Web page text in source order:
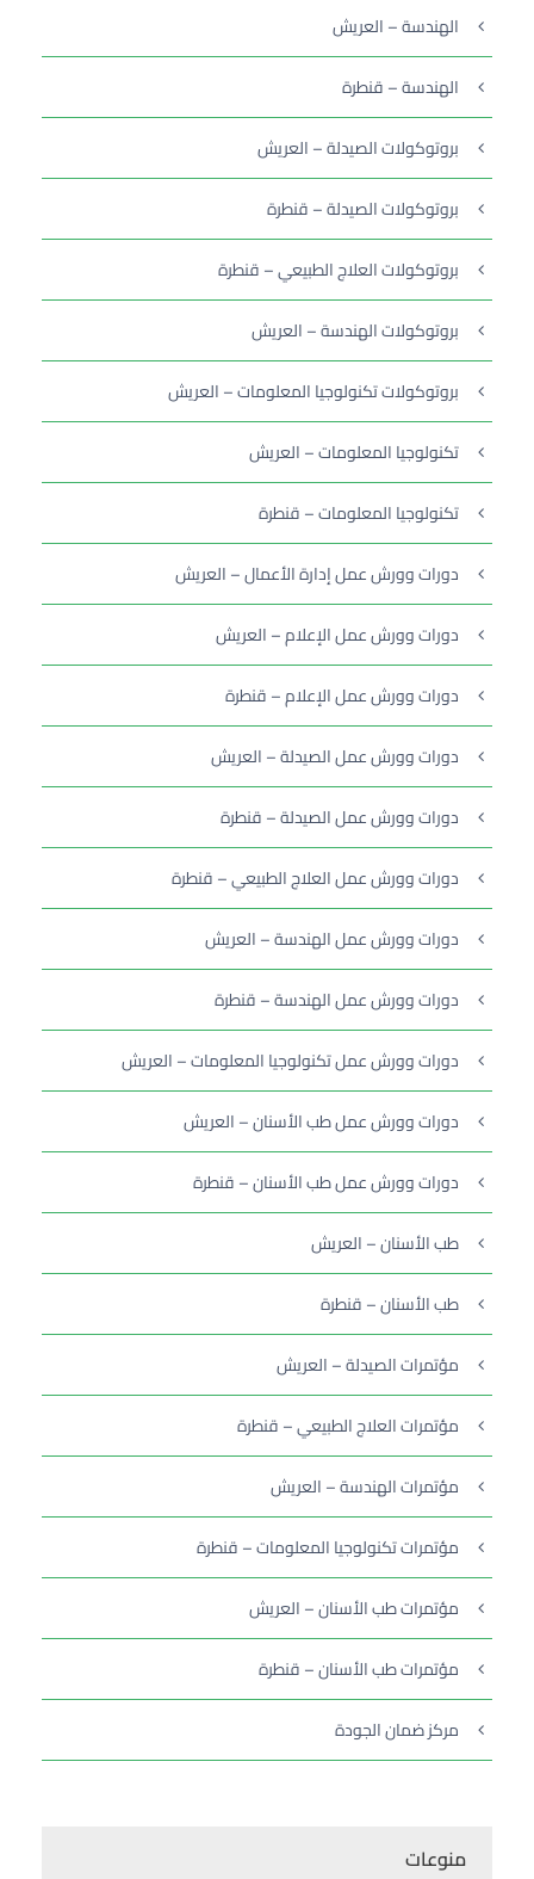
الهندسة – العريش
الهندسة – قنطرة
بروتوكولات الصيدلة – العريش
بروتوكولات الصيدلة – قنطرة
بروتوكولات العلاج الطبيعي – قنطرة
بروتوكولات الهندسة – العريش
بروتوكولات تكنولوجيا المعلومات – العريش
تكنولوجيا المعلومات – العريش
تكنولوجيا المعلومات – قنطرة
دورات وورش عمل إدارة الأعمال – العريش
دورات وورش عمل الإعلام – العريش
دورات وورش عمل الإعلام – قنطرة
دورات وورش عمل الصيدلة – العريش
دورات وورش عمل الصيدلة – قنطرة
دورات وورش عمل العلاج الطبيعي – قنطرة
دورات وورش عمل الهندسة – العريش
دورات وورش عمل الهندسة – قنطرة
دورات وورش عمل تكنولوجيا المعلومات – العريش
دورات وورش عمل طب الأسنان – العريش
دورات وورش عمل طب الأسنان – قنطرة
طب الأسنان – العريش
طب الأسنان – قنطرة
مؤتمرات الصيدلة – العريش
مؤتمرات العلاج الطبيعي – قنطرة
مؤتمرات الهندسة – العريش
مؤتمرات تكنولوجيا المعلومات – قنطرة
مؤتمرات طب الأسنان – العريش
مؤتمرات طب الأسنان – قنطرة
مركز ضمان الجودة
منوعات